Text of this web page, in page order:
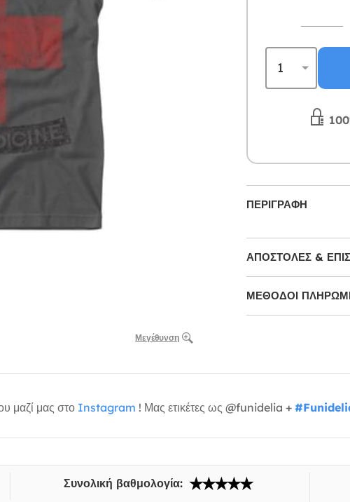
Μεγέθυνση
ΠΕΡΙΓΡΑΦΉ
ΑΠΟΣΤΟΛΈΣ &
ΜΕΘΌΔΟΙ
μαζί μας στο Instagram ! Μας ετικέτες ως @funidelia +
Συνολική βαθμολογία: